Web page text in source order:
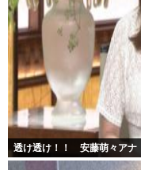
透け透け！！ 安藤萌々アナ